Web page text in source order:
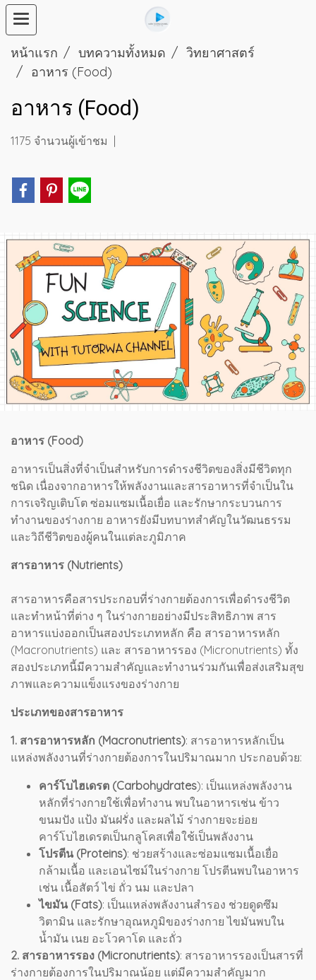
หน้าแรก บทความทั้งหมด
วิทยาศาสตร์
อาหาร (Food)
อาหาร (Food)
1175 จำนวนผู้เข้าชม
อาหาร (Food)
อาหารเป็นสิ่งที่จำเป็นสำหรับการดำรงชีวิตของสิ่งมีชีวิตทุก
ชนิด เนื่องจากอาหารให้พลังงานและสารอาหารที่จำเป็นใน
การเจริญเติบโต ซ่อมแซมเนื้อเยื่อ และรักษากระบวนการ
ทำงานของร่างกาย อาหารยังมีบทบาทสำคัญในวัฒนธรรม
และวิถีชีวิตของผู้คนในแต่ละภูมิภาค
สารอาหาร (Nutrients)
สารอาหารคือสารประกอบที่ร่างกายต้องการเพื่อดำรงชีวิต
และทำหน้าที่ต่าง ๆ ในร่างกายอย่างมีประสิทธิภาพ สาร
อาหารแบ่งออกเป็นสองประเภทหลัก คือ สารอาหารหลัก
(Macronutrients) และ สารอาหารรอง (Micronutrients) ทั้ง
สองประเภทนี้มีความสำคัญและทำงานร่วมกันเพื่อส่งเสริมสุข
ภาพและความแข็งแรงของร่างกาย
ประเภทของสารอาหาร
1. สารอาหารหลัก (Macronutrients): สารอาหารหลักเป็น
แหล่งพลังงานที่ร่างกายต้องการในปริมาณมาก ประกอบด้วย:
คาร์โบไฮเดรต (Carbohydrates): เป็นแหล่งพลังงาน
หลักที่ร่างกายใช้เพื่อทำงาน พบในอาหารเช่น ข้าว
ขนมปัง แป้ง มันฝรั่ง และผลไม้ ร่างกายจะย่อย
คาร์โบไฮเดรตเป็นกลูโคสเพื่อใช้เป็นพลังงาน
โปรตีน (Proteins): ช่วยสร้างและซ่อมแซมเนื้อเยื่อ
กล้ามเนื้อ และเอนไซม์ในร่างกาย โปรตีนพบในอาหาร
เช่น เนื้อสัตว์ ไข่ ถั่ว นม และปลา
ไขมัน (Fats): เป็นแหล่งพลังงานสำรอง ช่วยดูดซึม
วิตามิน และรักษาอุณหภูมิของร่างกาย ไขมันพบใน
น้ำมัน เนย อะโวคาโด และถั่ว
2. สารอาหารรอง (Micronutrients): สารอาหารรองเป็นสารที่
ร่างกายต้องการในปริมาณน้อย แต่มีความสำคัญมาก